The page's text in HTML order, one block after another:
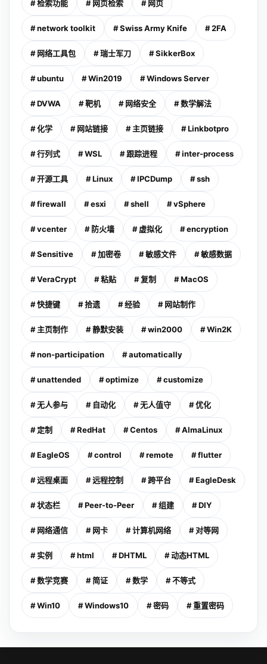
# 检索功能 # 网页检索 # 网页
# network toolkit # Swiss Army Knife # 2FA
# 网络工具包 # 瑞士军刀 # SikkerBox
# ubuntu # Win2019 # Windows Server
# DVWA # 靶机 # 网络安全 # 数学解法
# 化学 # 网站链接 # 主页链接 # Linkbotpro
# 行列式 # WSL # 跟踪进程 # inter-process
# 开源工具 # Linux # IPCDump # ssh
# firewall # esxi # shell # vSphere
# vcenter # 防火墙 # 虚拟化 # encryption
# Sensitive # 加密卷 # 敏感文件 # 敏感数据
# VeraCrypt # 粘贴 # 复制 # MacOS
# 快捷键 # 拾遗 # 经验 # 网站制作
# 主页制作 # 静默安装 # win2000 # Win2K
# non-participation # automatically
# unattended # optimize # customize
# 无人参与 # 自动化 # 无人值守 # 优化
# 定制 # RedHat # Centos # AlmaLinux
# EagleOS # control # remote # flutter
# 远程桌面 # 远程控制 # 跨平台 # EagleDesk
# 状态栏 # Peer-to-Peer # 组建 # DIY
# 网络通信 # 网卡 # 计算机网络 # 对等网
# 实例 # html # DHTML # 动态HTML
# 数学竞赛 # 简证 # 数学 # 不等式
# Win10 # Windows10 # 密码 # 重置密码